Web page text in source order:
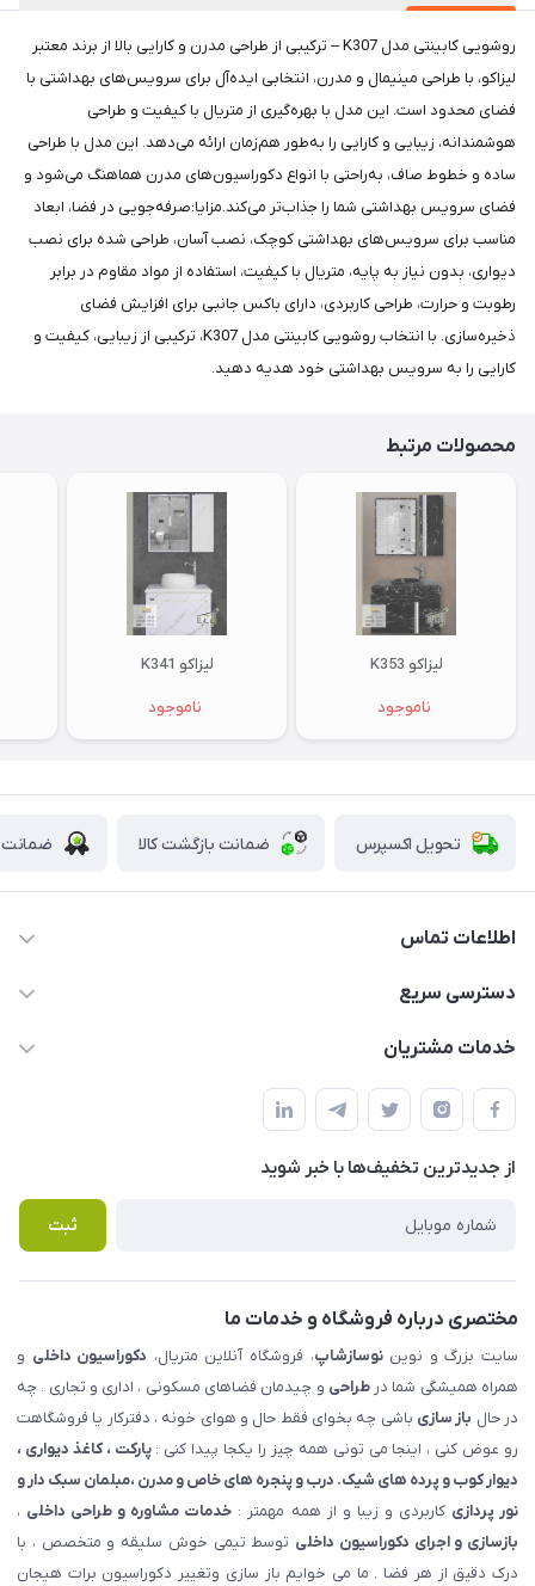
روشویی کابینتی مدل K307 – ترکیبی از طراحی مدرن و کارایی بالا از برند معتبر
لیزاکو، با طراحی مینیمال و مدرن، انتخابی ایده‌آل برای سرویس‌های بهداشتی با
فضای محدود است. این مدل با بهره‌گیری از متریال با کیفیت و طراحی
هوشمندانه، زیبایی و کارایی را به‌طور هم‌زمان ارائه می‌دهد. این مدل با طراحی
ساده و خطوط صاف، به‌راحتی با انواع دکوراسیون‌های مدرن هماهنگ می‌شود و
فضای سرویس بهداشتی شما را جذاب‌تر می‌کند.مزایا:صرفه‌جویی در فضا، ابعاد
مناسب برای سرویس‌های بهداشتی کوچک، نصب آسان، طراحی شده برای نصب
دیواری، بدون نیاز به پایه، متریال با کیفیت، استفاده از مواد مقاوم در برابر
رطوبت و حرارت، طراحی کاربردی، دارای باکس جانبی برای افزایش فضای
ذخیره‌سازی. با انتخاب روشویی کابینتی مدل K307، ترکیبی از زیبایی، کیفیت و
کارایی را به سرویس بهداشتی خود هدیه دهید.
محصولات مرتبط
لیزاکو K353
ناموجود
لیزاکو K341
ناموجود
تحویل اکسپرس ضمانت بازگشت کالا ضمانت
اطلاعات تماس
09123855612
املاک مدنی - نوساز شاپ
دسترسی سریع
حساب کاربری
لیست محصولات
درباره ما
خدمات مشتریان
قوانین و مقررات
حریم خصوصی
راهنما
پرسش های متداول
از جدید‌ترین تخفیف‌ها با‌ خبر شوید
ثبت
مختصری درباره فروشگاه و خدمات ما
سایت بزرگ و نویننوسازشاپ، فروشگاه آنلاین متریال، دکوراسیون داخلی و
همراه همیشگی شما درطراحی و چیدمان فضاهای مسکونی ، اداری و تجاری . چه
در حال باز سازی باشی چه بخوای فقط حال و هوای خونه ، دفترکار یا فروشگاهت
رو عوض کنی ، اینجا می تونی همه چیز را یکجا پیدا کنی :پارکت ، کاغذ دیواری ،
دیوار کوب و پرده های شیک. درب و پنجره های خاص و مدرن ،مبلمان سبک دار و
نور پردازی کاربردی و زیبا و از همه مهمتر : خدمات مشاوره و طراحی داخلی ،
بازسازی و اجرای دکوراسیون داخلی توسط تیمی خوش سلیقه و متخصص ، با
درک دقیق از هر فضا . ما می خوایم باز سازی وتغییر دکوراسیون برات هیجان